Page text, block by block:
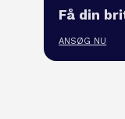
Få din
ANSØG NU